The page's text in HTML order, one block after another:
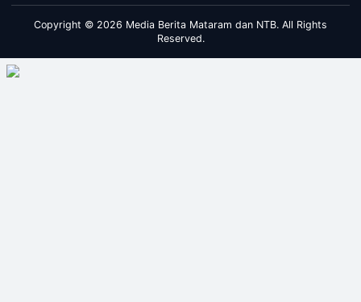
Copyright © 2026 Media Berita Mataram dan NTB. All Rights
Reserved.